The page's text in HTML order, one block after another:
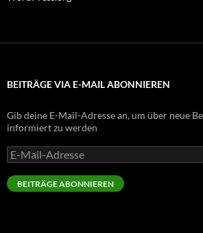
BEITRÄGE VIA E-MAIL ABONNIEREN
Gib deine E-Mail-Adresse an, um über neue
informiert zu werden
E-
Mail-
Adresse
BEITRÄGE ABONNIEREN